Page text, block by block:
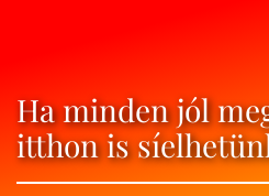
Ha minden jól
itthon is